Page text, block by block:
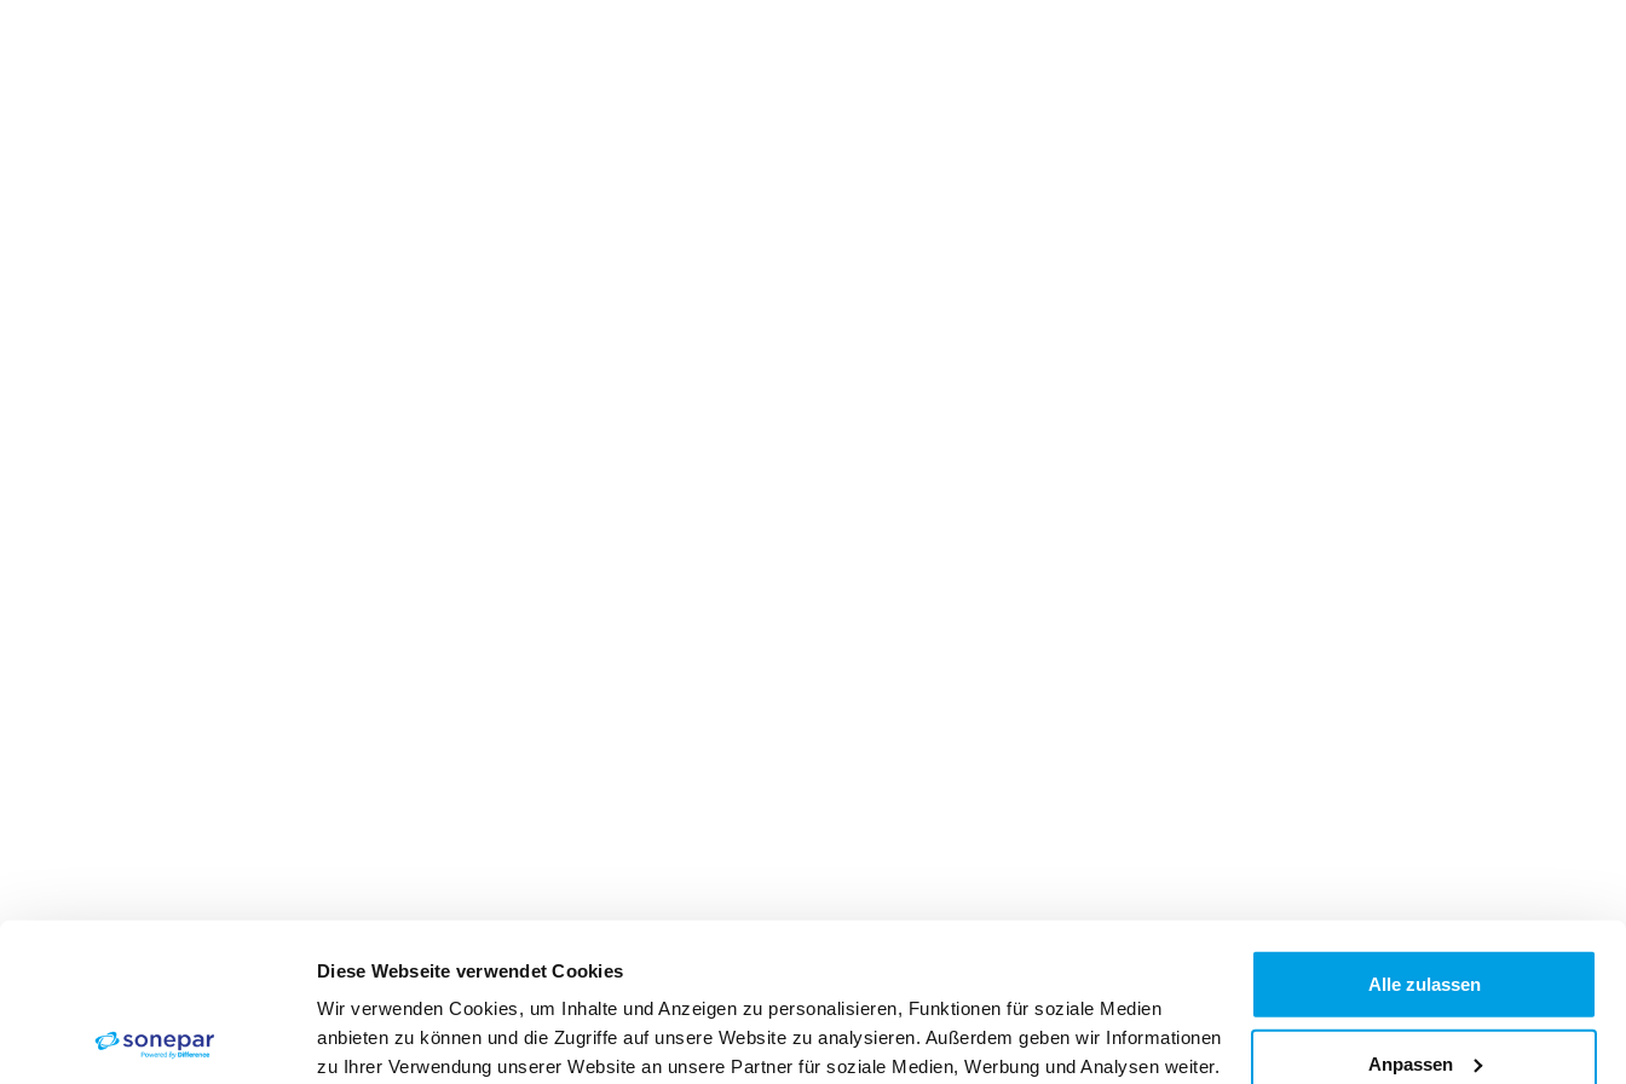
Diese Webseite verwendet Cookies
Wir verwenden Cookies, um Inhalte und Anzeigen zu personalisieren, Funktionen für soziale Medien
anbieten zu können und die Zugriffe auf unsere Website zu analysieren. Außerdem geben wir Informationen
zu Ihrer Verwendung unserer Website an unsere Partner für soziale Medien, Werbung und Analysen weiter.
Alle zulassen
Anpassen